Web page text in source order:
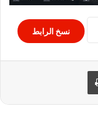
نسخ الرابط
طباعة